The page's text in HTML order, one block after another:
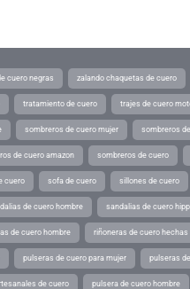
cuero negras zalando chaquetas de cuero
tratamiento de cuero trajes de cuero
sombreros de cuero mujer sombreros
de cuero amazon sombreros de cuero
cuero sofa de cuero sillones de cuero
de cuero hombre sandalias de cuero
de cuero hombre riñoneras de cuero hechas
pulseras de cuero para mujer pulseras
de cuero pulsera de cuero hombre